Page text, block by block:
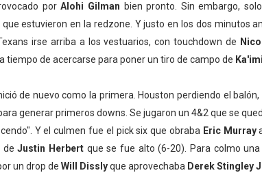
Baseball League 2026
porAlohi Gilman bien pronto. Sin embargo,
estuvieron en la redzone. Y justo en los dos minutos
irse arriba a los vestuarios, con touchdown de
tiempo de acercarse para poner un tiro de campo de
de nuevo como la primera. Houston perdiendo el balón,
generar primeros downs. Se jugaron un 4&2 que se
Y el culmen fue el pick six que obraba Eric Murray
de Justin Herbert que se fue alto (6-20). Para colmo
un drop de Will Disslyque aprovechaba Derek Stingley